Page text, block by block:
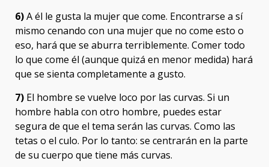
6)A él le gusta la mujer que come. Encontrarse a sí
mismo cenando con una mujer que no come esto o
eso, hará que se aburra terriblemente. Comer todo
lo que come él (aunque quizá en menor medida) hará
que se sienta completamente a gusto.
7) El hombre se vuelve loco por las curvas. Si un
hombre habla con otro hombre, puedes estar
segura de que el tema serán las curvas. Como las
tetas o el culo. Por lo tanto: se centrarán en la parte
de su cuerpo que tiene más curvas.